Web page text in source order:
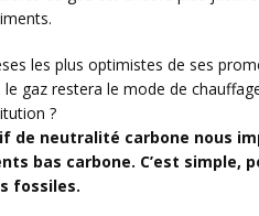
les plus optimistes de ses
gaz restera le mode de
?
de neutralité carbone nous
bas carbone. C’est simple,
fossiles.